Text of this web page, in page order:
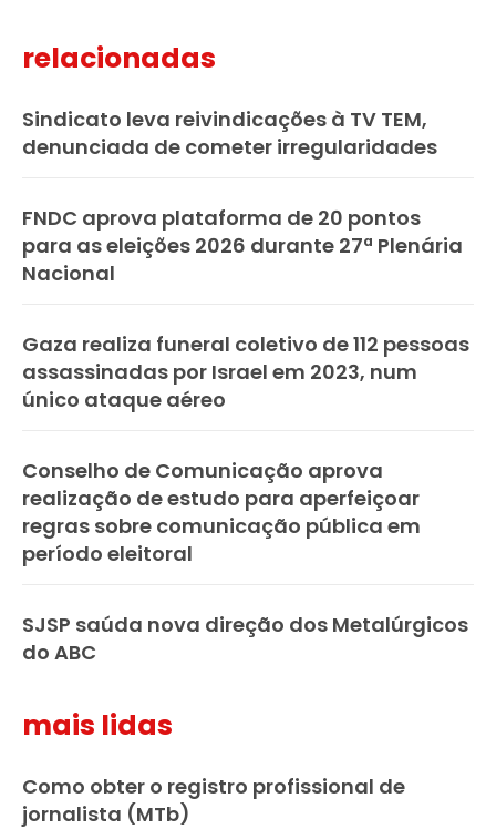
relacionadas
Sindicato leva reivindicações à TV TEM,
denunciada de cometer irregularidades
FNDC aprova plataforma de 20 pontos
para as eleições 2026 durante 27ª Plenária
Nacional
Gaza realiza funeral coletivo de 112 pessoas
assassinadas por Israel em 2023, num
único ataque aéreo
Conselho de Comunicação aprova
realização de estudo para aperfeiçoar
regras sobre comunicação pública em
período eleitoral
SJSP saúda nova direção dos Metalúrgicos
do ABC
mais lidas
Como obter o registro profissional de
jornalista (MTb)